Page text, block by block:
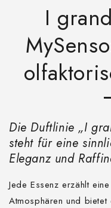
I
Die Duftlinie „I
steht für eine
Eleganz und
Jede Essenz erzählt
Atmosphären und